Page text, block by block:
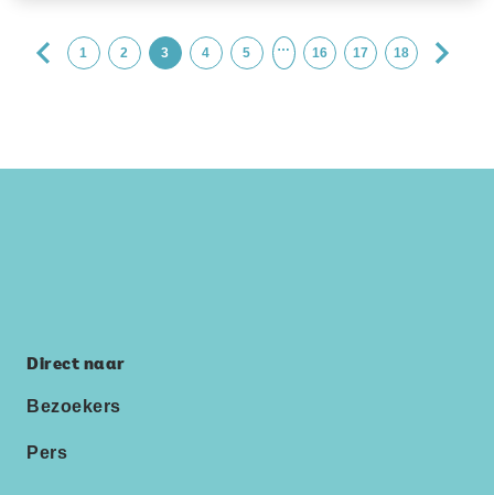
1 2 3 4 5 … 16 17 18
Direct naar
Bezoekers
Pers